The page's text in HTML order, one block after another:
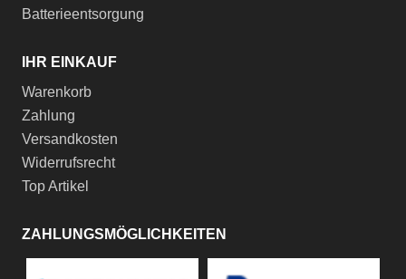
Batterieentsorgung
IHR EINKAUF
Warenkorb
Zahlung
Versandkosten
Widerrufsrecht
Top Artikel
ZAHLUNGSMÖGLICHKEITEN